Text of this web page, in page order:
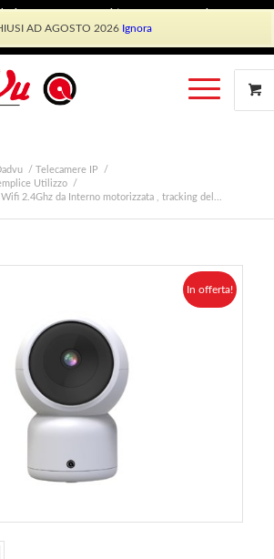
AD AGOSTO 2026 Ignora
/ Telecamere IP
/
Utilizzo
/
2.4Ghz da Interno motorizzata , tracking del...
In offerta!